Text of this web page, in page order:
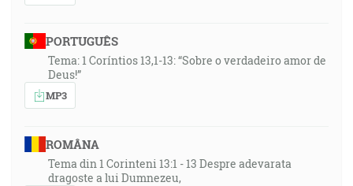
PORTUGUÊS
Tema: 1 Coríntios 13,1-13: “Sobre o verdadeiro amor de
Deus!”
MP3
ROMÂNA
Tema din 1 Corinteni 13:1 - 13 Despre adevarata
dragoste a lui Dumnezeu,